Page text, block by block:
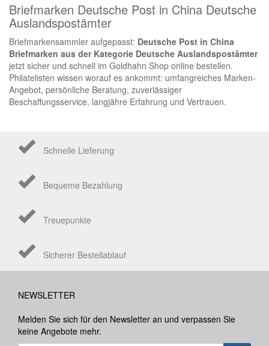
Briefmarken Deutsche Post in China Deutsche
Auslandspostämter
Briefmarkensammler aufgepasst: Deutsche Post in China
Briefmarken aus der Kategorie Deutsche Auslandspostämter
jetzt sicher und schnell im Goldhahn Shop online bestellen.
Philatelisten wissen worauf es ankommt: umfangreiches Marken-
Angebot, persönliche Beratung, zuverlässiger
Beschaffungsservice, langjähre Erfahrung und Vertrauen.
Schnelle Lieferung
Bequeme Bezahlung
Treuepunkte
Sicherer Bestellablauf
NEWSLETTER
Melden Sie sich für den Newsletter an und verpassen Sie
keine Angebote mehr.